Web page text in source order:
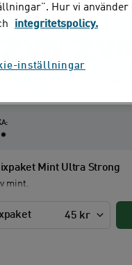
Mint Ultra Strong
mint.
45 kr
Hur vi
integritetspolicy.
inställningar